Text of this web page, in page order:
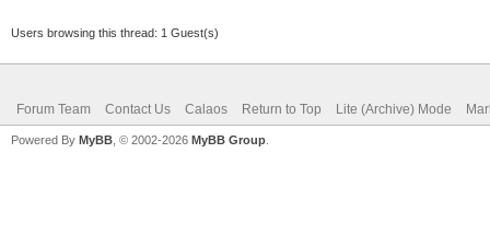
Users browsing this thread: 1 Guest(s)
Forum Team Contact Us Calaos Return to Top Lite (Archive) Mode
Powered By MyBB , © 2002-2026 MyBB Group